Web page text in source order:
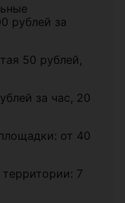
рублей за
50 рублей,
за час, 20
от 40
7